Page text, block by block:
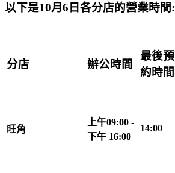
以下是10月6日各分店的營業時間:
分店 辦公時間
最後預
約時間
旺角
上午09:00 -
下午 16:00
14:00